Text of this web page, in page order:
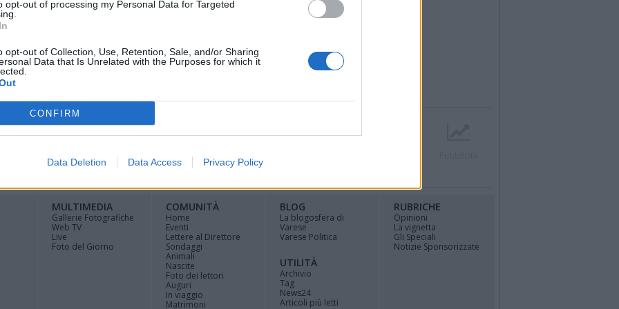
opt-out of processing my Personal Data for Targeted
opt-out of Collection, Use, Retention, Sale, and/or Sharing
Data that Is Unrelated with the Purposes for which it
CONFIRM
Data Deletion Data Access Privacy Policy
carrarecce e stradine tra le montagne
fuori dai boschi e vigneti attraversando
contributo
Feed RSS
MULTIMEDIA
Gallerie Fotografiche
Web TV
Live
Foto del Giorno
COMUNITÀ
Home
Eventi
Lettere al Direttore
Sondaggi
Animali
Nascite
Foto dei lettori
Auguri
In viaggio
Matrimoni
BLOG
La blogosfera di
Varese
Varese Politica
UTILITÀ
Archivio
Tag
News24
Articoli più letti
RUBRICHE
Opinioni
La vignetta
Gli Speciali
Notizie Sponsorizzate